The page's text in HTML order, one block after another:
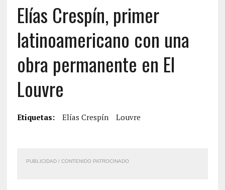
Elías Crespín, primer
latinoamericano con una
obra permanente en El
Louvre
Etiquetas: Elías Crespín Louvre
PUBLICIDAD / CONTENIDO PATROCINADO